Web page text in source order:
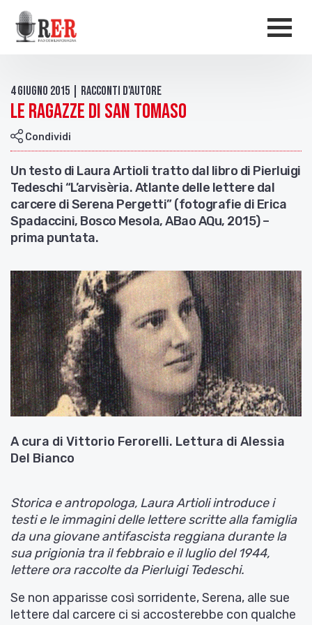
Salta al contenuto principale
4 Giugno 2015 | Racconti d'autore
Le ragazze di San Tomaso
Condividi
Un testo di Laura Artioli tratto dal libro di Pierluigi
Tedeschi “L’arvisèria. Atlante delle lettere dal
carcere di Serena Pergetti” (fotografie di Erica
Spadaccini, Bosco Mesola, ABao AQu, 2015) –
prima puntata.
A cura di Vittorio Ferorelli. Lettura di Alessia
Del Bianco
Storica e antropologa, Laura Artioli introduce i
testi e le immagini delle lettere scritte alla famiglia
da una giovane antifascista reggiana durante la
sua prigionia tra il febbraio e il luglio del 1944,
lettere ora raccolte da Pierluigi Tedeschi.
Se non apparisse così sorridente, Serena, alle sue
lettere dal carcere ci si accosterebbe con qualche